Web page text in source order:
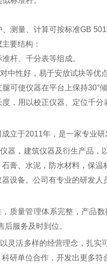
测量、计算可按标准GB
主要结构：
杆、千分表等组成。
中性好，易于安放试块等优
可使仪器在平台上保持30°
，用以校正仪器、定位千分
成立于2011年，是一家专业研
器，建筑仪器及衍生产品
膏、水泥，防水材料，保
设备。公司有专业的研发
质量管理体系完整，产品
服务及时到位。
灵活多样的经营理念，扎
研单位合作，开发出更多符